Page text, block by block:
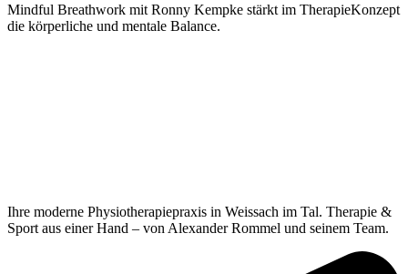
Mindful Breathwork mit Ronny Kempke stärkt im TherapieKonzept
die körperliche und mentale Balance.
Ihre moderne Physiotherapiepraxis in Weissach im Tal. Therapie &
Sport aus einer Hand – von Alexander Rommel und seinem Team.